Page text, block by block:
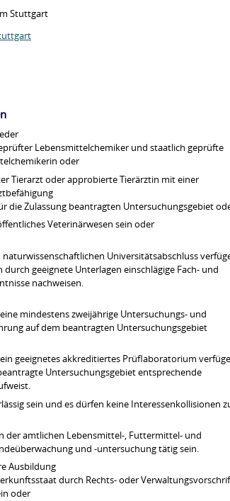
Stuttgart
Lebensmittelchemiker und staatlich geprüfte
oder
Tierarzt oder approbierte Tierärztin mit einer
die Zulassung beantragten Untersuchungsgebiet
Veterinärwesen sein oder
naturwissenschaftlichen Universitätsabschluss
durch geeignete Unterlagen einschlägige Fach- und
nachweisen.
mindestens zweijährige Untersuchungs- und
auf dem beantragten Untersuchungsgebiet
geeignetes akkreditiertes Prüflaboratorium
Untersuchungsgebiet entsprechende
sein und es dürfen keine Interessenkollisionen
der amtlichen Lebensmittel-, Futtermittel- und
und -untersuchung tätig sein.
Ausbildung
durch Rechts- oder
oder